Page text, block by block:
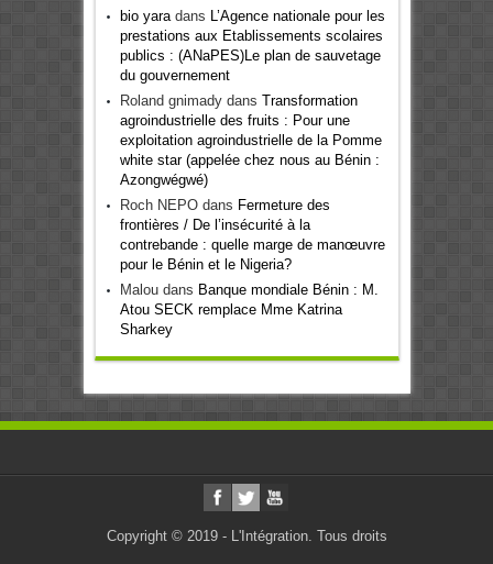
bio yaradans
L’Agence nationale pour les
prestations aux Etablissements scolaires
publics : (ANaPES)Le plan de sauvetage
du gouvernement
Roland gnimadydans Transformation
agroindustrielle des fruits : Pour une
exploitation agroindustrielle de la Pomme
white star (appelée chez nous au Bénin :
Azongwégwé)
Roch NEPOdans Fermeture des
frontières / De l’insécurité à la
contrebande : quelle marge de manœuvre
pour le Bénin et le Nigeria?
Maloudans Banque mondiale Bénin : M.
Atou SECK remplace Mme Katrina
Sharkey
Copyright © 2019 - L'Intégration. Tous droits